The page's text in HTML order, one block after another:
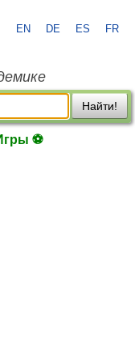
EN DE ES FR
Найти!
⚽